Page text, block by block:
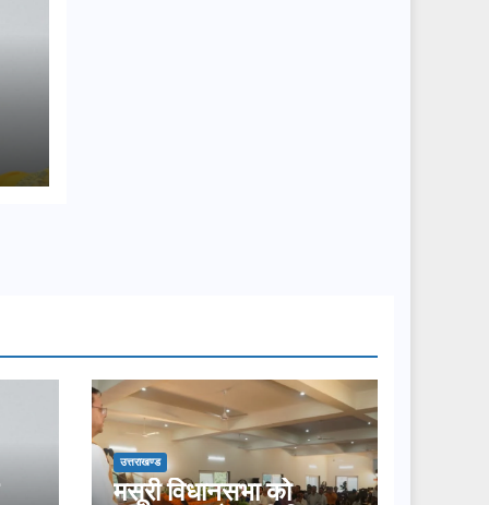
उत्तराखण्ड
मसूरी विधानसभा को